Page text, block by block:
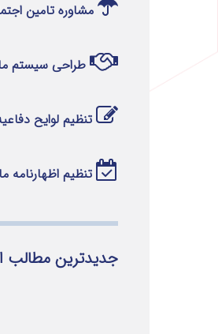
مشاوره تامین
طراحی سیستم
تنظیم لوایح
تنظیم اظهارنامه
جدیدترین مطالب